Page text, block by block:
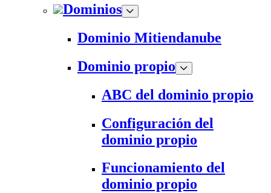
Dominios
Dominio Mitiendanube
Dominio propio
ABC del dominio propio
Configuración del
dominio propio
Funcionamiento del
dominio propio